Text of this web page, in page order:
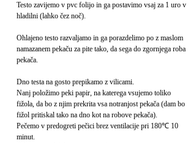
Testo zavijemo v pvc folijo in ga postavimo vsaj za 1 uro v
hladilni (lahko čez noč).
Ohlajeno testo razvaljamo in ga porazdelimo po z maslom
namazanem pekaču za pite tako, da sega do zgornjega roba
pekača.
Dno testa na gosto prepikamo z vilicami.
Nanj položimo peki papir, na katerega vsujemo toliko
fižola, da bo z njim prekrita vsa notranjost pekača (dam bo
fižol pritiskal tako na dno kot na robove pekača).
Pečemo v predogreti pečici brez ventilacije pri 180℃ 10
minut.